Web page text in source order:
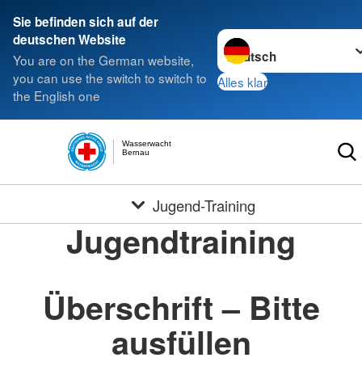
Sie befinden sich auf der
deutschen Website
You are on the German website,
you can use the switch to switch to
the English one
Sprache wechseln zu
Alles klar
Bernau
Wasserwacht
Jugend-Training
Jugendtraining
Überschrift – Bitte
ausfüllen